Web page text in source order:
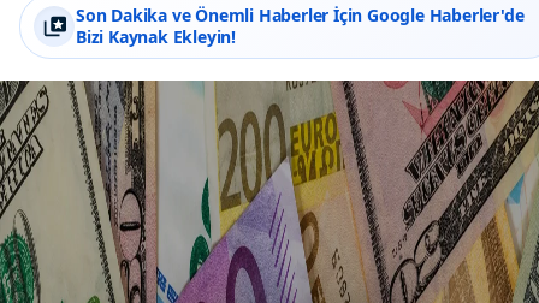
Son Dakika ve Önemli Haberler İçin Google Haberler'de
Bizi Kaynak Ekleyin!